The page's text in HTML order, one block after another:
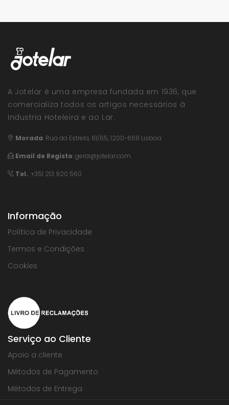
A Jotelar é uma empresa fundada em 1936, que
comercializa todos os artigos necessários à
Industria Hoteleira e ao Lar.
Morada: Rua da Estrela, 61/65, 1200-668 Lisboa
Email de Registo:geral@jotelar.com
Tel.: +351 213 920 560
Informação
Política de Privacidade
Termos e Condições
Cookies
Serviço ao Cliente
Apoio a cliente
Métodos de Pagamento
Métodos de Entrega